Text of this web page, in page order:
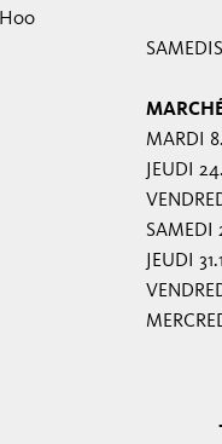
MARDI
JEUDI
SAMEDI
JEUDI